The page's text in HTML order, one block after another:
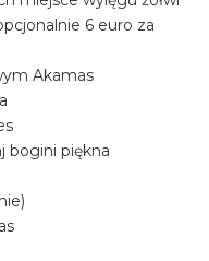
6 euro za
Akamas
bogini piękna